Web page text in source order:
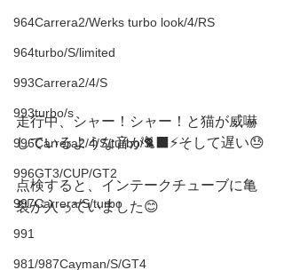
964Carrera2/Werks turbo look/4/RS
964turbo/S/limited
993Carrera2/4/S
993turbo/s
996Carrera2/4/S/turbo/S
996GT3/CUP/GT2
997Carrera/S/turbo
991
981/987Cayman/S/GT4
走行中、シャー！シャー！と猫が威嚇
しているような音が🐈‍⬛⚡️そして遅い😓
点検すると、インテークチューブに亀
裂が入っていました😊